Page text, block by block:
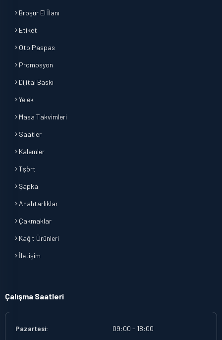
Broşür El İlanı
Etiket
Oto Paspas
Promosyon
Dijital Baskı
Yelek
Masa Takvimleri
Saatler
Kalemler
Tşört
Şapka
Anahtarlıklar
Çakmaklar
Kağıt Ürünleri
İletişim
Çalışma Saatleri
Pazartesi:
09:00 - 18:00